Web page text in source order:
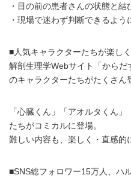
・目の前の患者さんの状態と結
・現場で迷わず判断できるよう
■人気キャラクターたちが楽しく
解剖生理学Webサイト「から
のキャラクターたちがたくさん
「心臓くん」「アオルタくん
たちがコミカルに登場。
難しい内容も、楽しく・直感的
■SNS総フォロワー15万人、ハ